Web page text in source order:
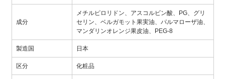
成分
メチルピロリドン、アスコルビン酸、PG、グリ
セリン、ベルガモット果実油、パルマローザ油、
マンダリンオレンジ果皮油、PEG-8
製造国 日本
区分 化粧品